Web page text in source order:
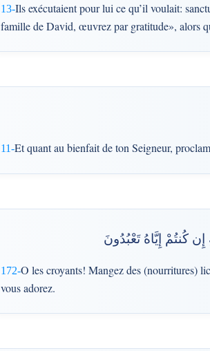
13-Ils exécutaient pour lui ce qu’il voulait:
famille de David, œuvrez par gratitude», alors
11-Et quant au bienfait de ton Seigneur,
كُنتُمْ إِيَّاهُ تَعْبُدُونَ
172-O les croyants! Mangez des (nourritures)
vous adorez.